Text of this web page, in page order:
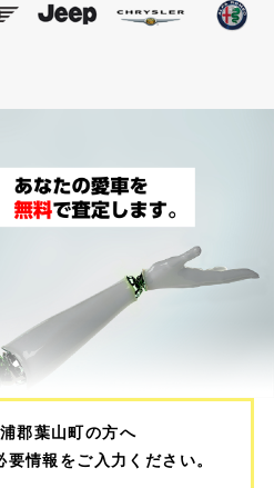
郡葉山町の方へ
情報をご入力ください。